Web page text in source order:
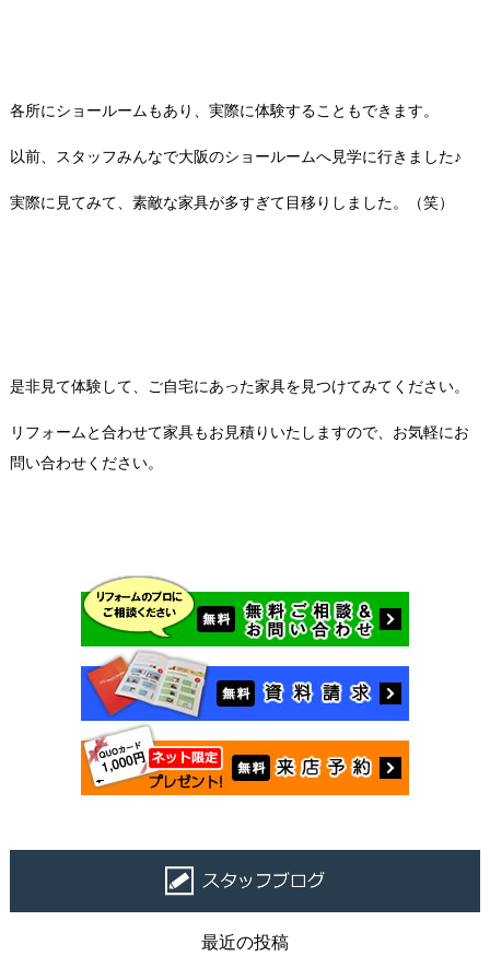
各所にショールームもあり、実際に体験することもできます。
以前、スタッフみんなで大阪のショールームへ見学に行きました♪
実際に見てみて、素敵な家具が多すぎて目移りしました。（笑）
是非見て体験して、ご自宅にあった家具を見つけてみてください。
リフォームと合わせて家具もお見積りいたしますので、お気軽にお
問い合わせください。
最近の投稿